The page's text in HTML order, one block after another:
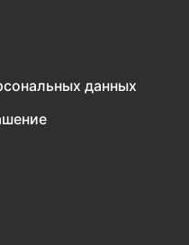
данных